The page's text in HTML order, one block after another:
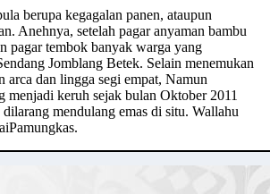
berupa kegagalan panen, ataupun
Anehnya, setelah pagar anyaman bambu
pagar tembok banyak warga yang
Jomblang Betek. Selain menemukan
arca dan lingga segi empat, Namun
menjadi keruh sejak bulan Oktober 2011
mendulang emas di situ. Wallahu